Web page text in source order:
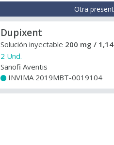
Otra
Dupixent
Solución inyectable 200 mg /
2 Und.
Sanofi Aventis
INVIMA 2019MBT-0019104